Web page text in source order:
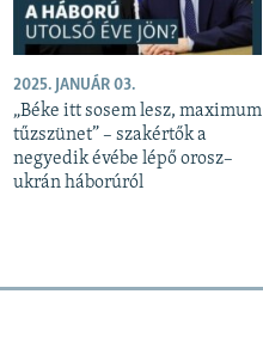
2025. JANUÁR 03.
„Béke itt sosem lesz, maximum
tűzszünet” – szakértők a
negyedik évébe lépő orosz–
ukrán háborúról